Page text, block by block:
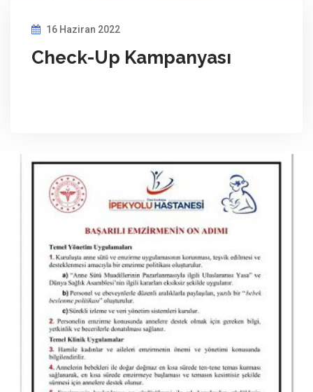
16 Haziran 2022
Check-Up Kampanyası